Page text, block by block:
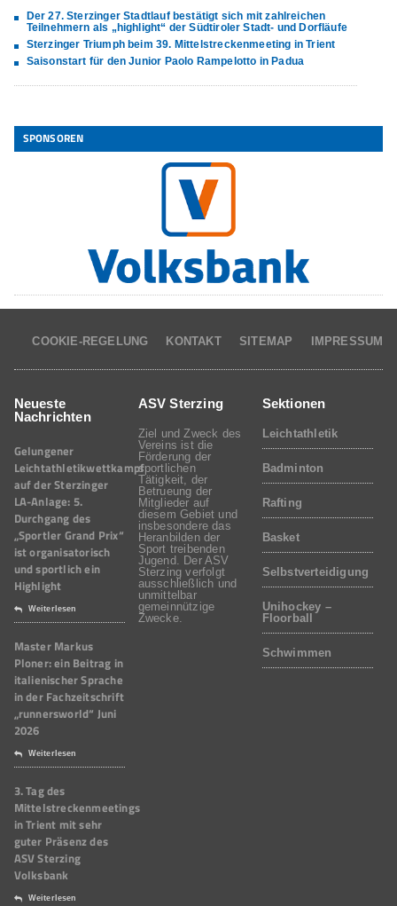
Der 27. Sterzinger Stadtlauf bestätigt sich mit zahlreichen
Teilnehmern als „highlight“ der Südtiroler Stadt- und Dorfläufe
Sterzinger Triumph beim 39. Mittelstreckenmeeting in Trient
Saisonstart für den Junior Paolo Rampelotto in Padua
SPONSOREN
COOKIE-REGELUNG KONTAKT SITEMAP IMPRESSUM
Neueste
Nachrichten
Gelungener
Leichtathletikwettkampf
auf der Sterzinger
LA-Anlage: 5.
Durchgang des
„Sportler Grand Prix“
ist organisatorisch
und sportlich ein
Highlight
Weiterlesen
Master Markus
Ploner: ein Beitrag in
italienischer Sprache
in der Fachzeitschrift
„runnersworld“ Juni
2026
Weiterlesen
3. Tag des
Mittelstreckenmeetings
in Trient mit sehr
guter Präsenz des
ASV Sterzing
Volksbank
Weiterlesen
ASV Sterzing
Ziel und Zweck des
Vereins ist die
Förderung der
sportlichen
Tätigkeit, der
Betrueung der
Mitglieder auf
diesem Gebiet und
insbesondere das
Heranbilden der
Sport treibenden
Jugend. Der ASV
Sterzing verfolgt
ausschließlich und
unmittelbar
gemeinnützige
Zwecke.
Sektionen
Leichtathletik
Badminton
Rafting
Basket
Selbstverteidigung
Unihockey –
Floorball
Schwimmen